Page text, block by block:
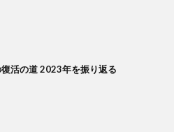
活の道 2023年を振り返る